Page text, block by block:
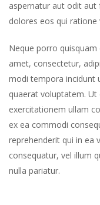
aspernatur aut odit aut
dolores eos qui
Neque porro
amet, consectetur,
modi tempora incidunt
quaerat voluptatem.
exercitationem ullam
ex ea commodi
reprehenderit qui in ea
consequatur, vel illum
nulla pariatur.